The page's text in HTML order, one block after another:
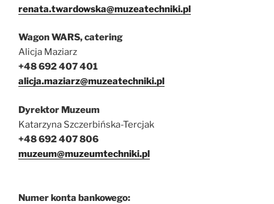
renata.twardowska@muzeatechniki.pl
Wagon WARS, catering
Alicja Maziarz
+48 692 407 401
alicja.maziarz@muzeatechniki.pl
Dyrektor Muzeum
Katarzyna Szczerbińska-Tercjak
+48 692 407 806
muzeum@muzeumtechniki.pl
Numer konta bankowego: